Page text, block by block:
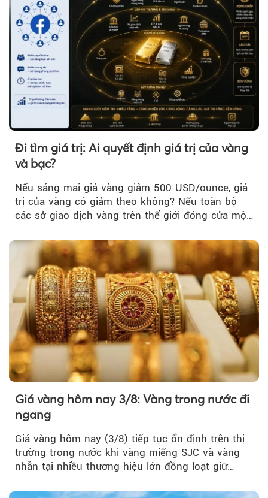
Đi tìm giá trị: Ai quyết định giá trị của vàng
và bạc?
Nếu sáng mai giá vàng giảm 500 USD/ounce, giá
trị của vàng có giảm theo không? Nếu toàn bộ
các sở giao dịch vàng trên thế giới đóng cửa một
Giá vàng hôm nay 3/8: Vàng trong nước đi
ngang
Giá vàng hôm nay (3/8) tiếp tục ổn định trên thị
trường trong nước khi vàng miếng SJC và vàng
nhẫn tại nhiều thương hiệu lớn đồng loạt giữ